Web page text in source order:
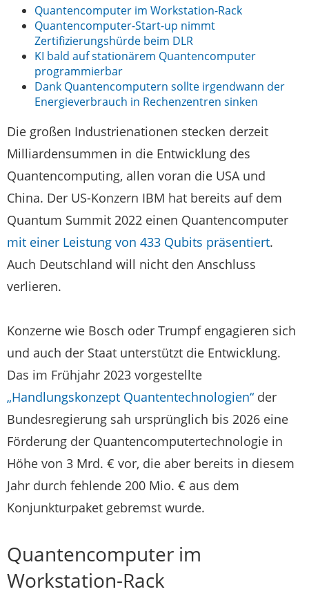
Quantencomputer im Workstation-Rack
Quantencomputer-Start-up nimmt
Zertifizierungshürde beim DLR
KI bald auf stationärem Quantencomputer
programmierbar
Dank Quantencomputern sollte irgendwann der
Energieverbrauch in Rechenzentren sinken
Die großen Industrienationen stecken derzeit
Milliardensummen in die Entwicklung des
Quantencomputing, allen voran die USA und
China. Der US-Konzern IBM hat bereits auf dem
Quantum Summit 2022 einen Quantencomputer
mit einer Leistung von 433 Qubits präsentiert.
Auch Deutschland will nicht den Anschluss
verlieren.
Konzerne wie Bosch oder Trumpf engagieren sich
und auch der Staat unterstützt die Entwicklung.
Das im Frühjahr 2023 vorgestellte
„Handlungskonzept Quantentechnologien“ der
Bundesregierung sah ursprünglich bis 2026 eine
Förderung der Quantencomputertechnologie in
Höhe von 3 Mrd. € vor, die aber bereits in diesem
Jahr durch fehlende 200 Mio. € aus dem
Konjunkturpaket gebremst wurde.
Quantencomputer im
Workstation-Rack